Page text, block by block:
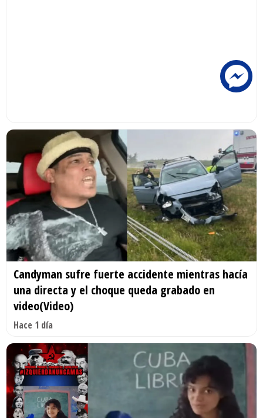
Candyman sufre fuerte accidente mientras hacía
una directa y el choque queda grabado en
video(Video)
Hace 1 día